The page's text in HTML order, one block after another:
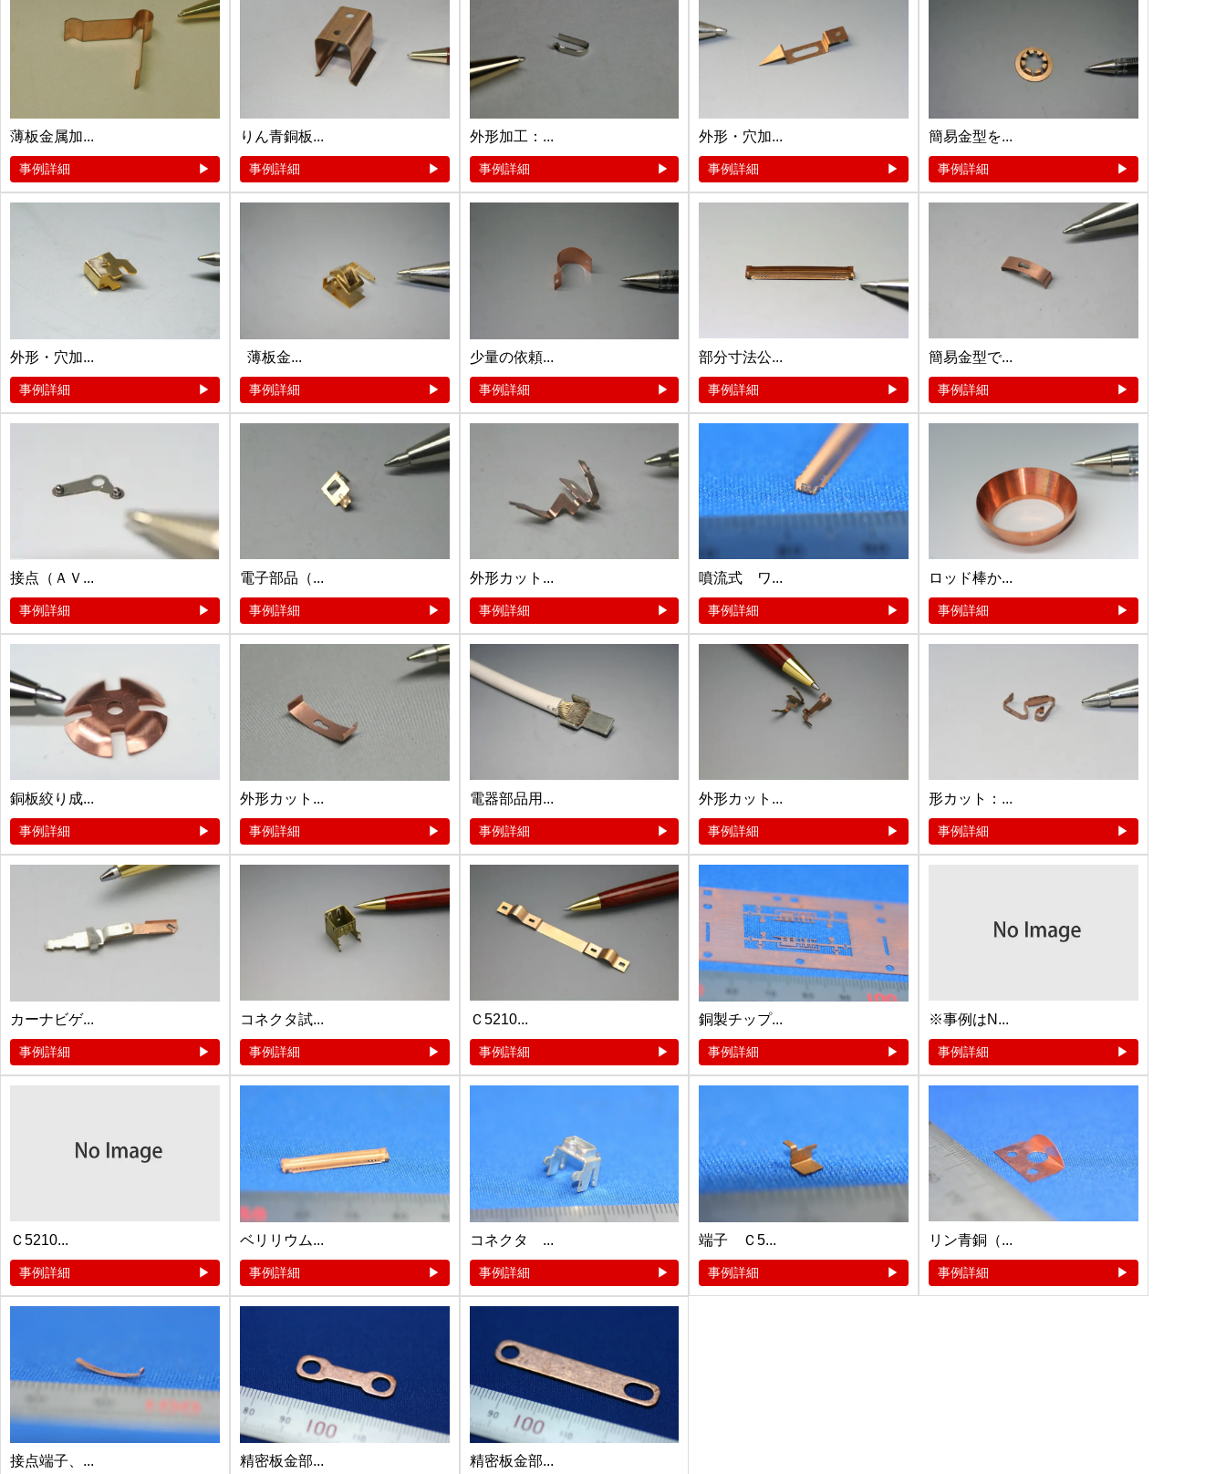
薄板金属加...
事例詳細
りん青銅板...
事例詳細
外形加工：...
事例詳細
外形・穴加...
事例詳細
簡易金型を...
事例詳細
外形・穴加...
事例詳細
薄板金...
事例詳細
少量の依頼...
事例詳細
部分寸法公...
事例詳細
簡易金型で...
事例詳細
接点（ＡＶ...
事例詳細
電子部品（...
事例詳細
外形カット...
事例詳細
噴流式 ワ...
事例詳細
ロッド棒か...
事例詳細
銅板絞り成...
事例詳細
外形カット...
事例詳細
電器部品用...
事例詳細
外形カット...
事例詳細
形カット：...
事例詳細
カーナビゲ...
事例詳細
コネクタ試...
事例詳細
Ｃ5210...
事例詳細
銅製チップ...
事例詳細
※事例はN...
事例詳細
Ｃ5210...
事例詳細
ベリリウム...
事例詳細
コネクタ ...
事例詳細
端子 Ｃ5...
事例詳細
リン青銅（...
事例詳細
接点端子、... 精密板金部... 精密板金部...